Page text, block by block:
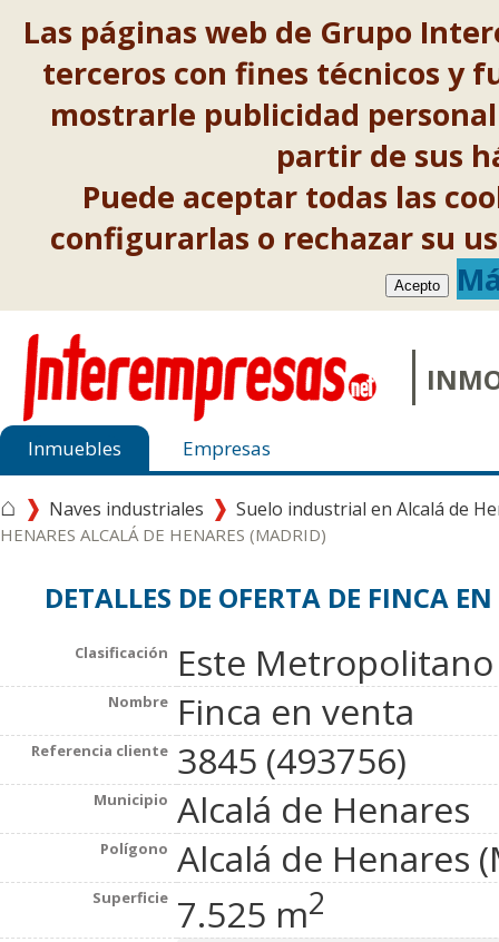
Las páginas web de Grupo
terceros con fines técnicos y
mostrarle publicidad
partir de sus
Puede aceptar todas las
configurarlas o rechazar su
Acepto
Inmuebles Empresas
⌂ Naves industriales Suelo industrial en Alcalá de
HENARES ALCALÁ DE HENARES (MADRID)
DETALLES DE OFERTA DE FINCA
Clasificación Este Metropolitano
Nombre Finca en venta
Referencia cliente 3845 (493756)
Municipio Alcalá de Henares
Polígono Alcalá de Henares
Superficie 7.525 m2